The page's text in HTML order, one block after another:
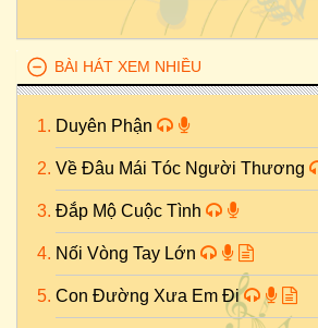
BÀI HÁT XEM NHIỀU
Duyên Phận
Về Đâu Mái Tóc Người Thương
Đắp Mộ Cuộc Tình
Nối Vòng Tay Lớn
Con Đường Xưa Em Đi